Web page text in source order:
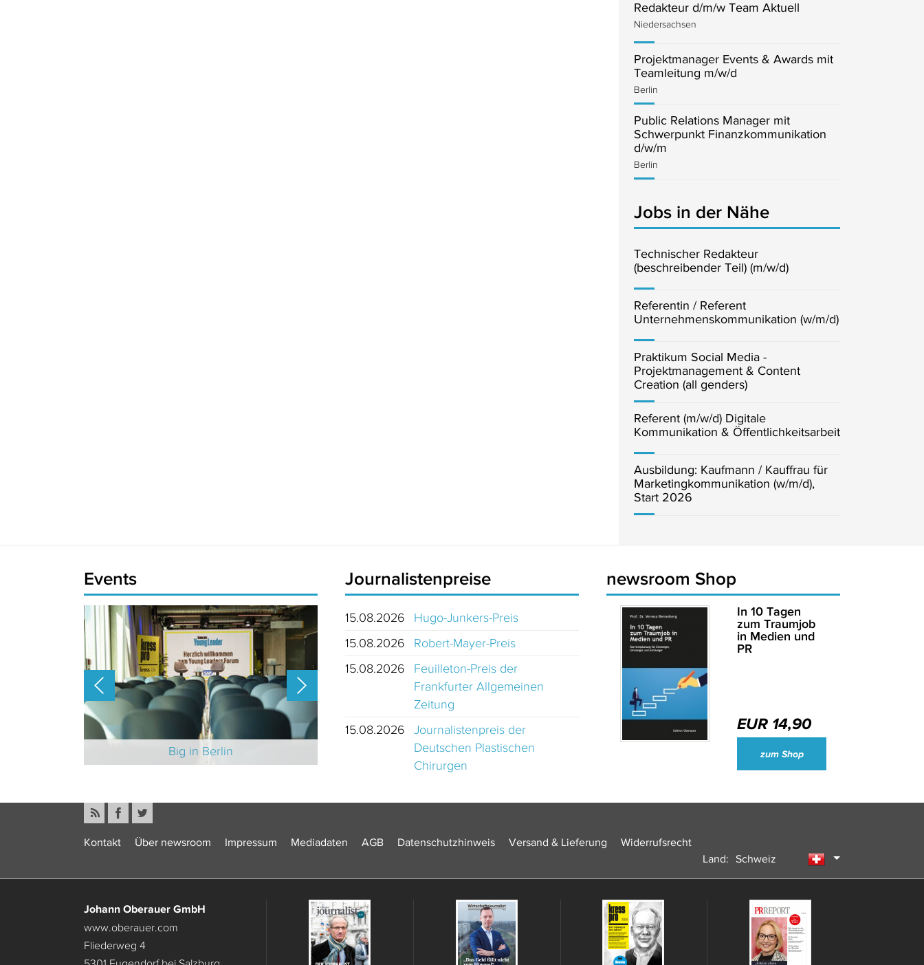
Redakteur d/m/w Team Aktuell
Niedersachsen
Projektmanager Events & Awards mit
Teamleitung m/w/d
Berlin
Public Relations Manager mit
Schwerpunkt Finanzkommunikation
d/w/m
Berlin
Jobs in der Nähe
Technischer Redakteur
(beschreibender Teil) (m/w/d)
Referentin / Referent
Unternehmenskommunikation (w/m/d)
Praktikum Social Media -
Projektmanagement & Content
Creation (all genders)
Referent (m/w/d) Digitale
Kommunikation & Öffentlichkeitsarbeit
Ausbildung: Kaufmann / Kauffrau für
Marketingkommunikation (w/m/d),
Start 2026
Events
Big in Berlin Wirtschaftsjournalisten und Unternehmenssprecher des Jahres 2024
Journalistenpreise
15.08.2026
Hugo-Junkers-Preis
15.08.2026
Robert-Mayer-Preis
15.08.2026
Feuilleton-Preis der
Frankfurter Allgemeinen
Zeitung
15.08.2026
Journalistenpreis der
Deutschen Plastischen
Chirurgen
newsroom Shop
In 10 Tagen
zum Traumjob
in Medien und
PR
EUR 14,90
zum Shop
Kontakt Über newsroom Impressum Mediadaten AGB Datenschutzhinweis Versand & Lieferung
Widerrufsrecht
Land:
Schweiz
Johann Oberauer GmbH
www.oberauer.com
Fliederweg 4